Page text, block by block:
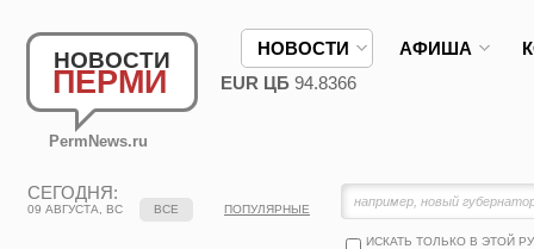
НОВОСТИ
ПЕРМИ
PermNews.ru
НОВОСТИ АФИША
EUR ЦБ 94.8366
СЕГОДНЯ:
09 АВГУСТА, ВС
ИСКАТЬ ТОЛЬКО В ЭТОЙ
ВСЕ ПОПУЛЯРНЫЕ